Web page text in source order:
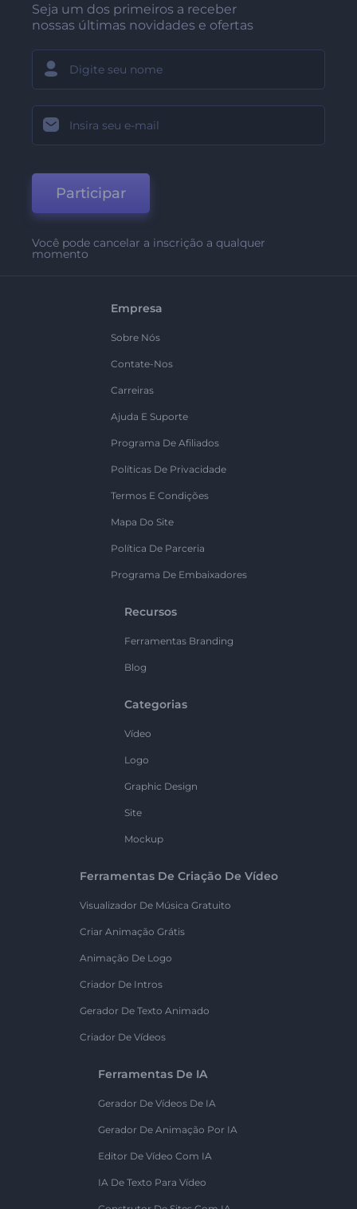
Seja um dos primeiros a receber
nossas últimas novidades e ofertas
Participar
Você pode cancelar a inscrição a qualquer
momento
Empresa
Sobre Nós
Contate-Nos
Carreiras
Ajuda E Suporte
Programa De Afiliados
Políticas De Privacidade
Termos E Condições
Mapa Do Site
Política De Parceria
Programa De Embaixadores
Recursos
Ferramentas Branding
Blog
Categorias
Vídeo
Logo
Graphic Design
Site
Mockup
Ferramentas De Criação De Vídeo
Visualizador De Música Gratuito
Criar Animação Grátis
Animação De Logo
Criador De Intros
Gerador De Texto Animado
Criador De Vídeos
Ferramentas De IA
Gerador De Vídeos De IA
Gerador De Animação Por IA
Editor De Vídeo Com IA
IA De Texto Para Vídeo